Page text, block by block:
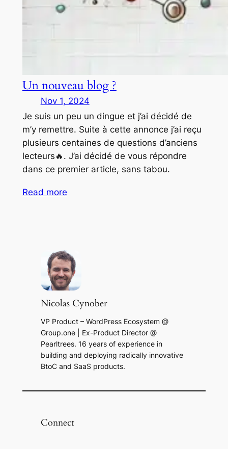
Un nouveau blog ?
Nov 1, 2024
Je suis un peu un dingue et j’ai décidé de
m’y remettre. Suite à cette annonce j’ai reçu
plusieurs centaines de questions d’anciens
lecteurs🔥. J’ai décidé de vous répondre
dans ce premier article, sans tabou.
Read more
Nicolas Cynober
VP Product – WordPress Ecosystem @
Group.one | Ex-Product Director @
Pearltrees. 16 years of experience in
building and deploying radically innovative
BtoC and SaaS products.
Connect